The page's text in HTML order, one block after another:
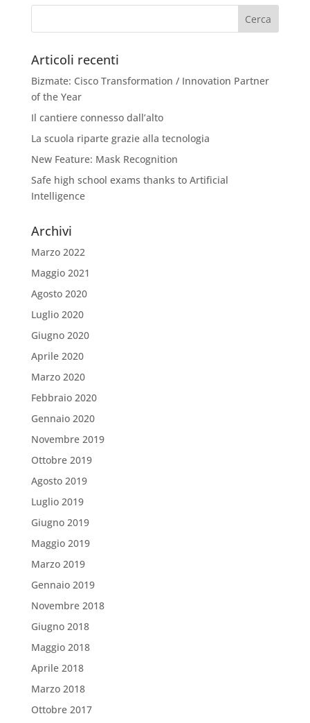
Articoli recenti
Bizmate: Cisco Transformation / Innovation Partner
of the Year
Il cantiere connesso dall’alto
La scuola riparte grazie alla tecnologia
New Feature: Mask Recognition
Safe high school exams thanks to Artificial
Intelligence
Archivi
Marzo 2022
Maggio 2021
Agosto 2020
Luglio 2020
Giugno 2020
Aprile 2020
Marzo 2020
Febbraio 2020
Gennaio 2020
Novembre 2019
Ottobre 2019
Agosto 2019
Luglio 2019
Giugno 2019
Maggio 2019
Marzo 2019
Gennaio 2019
Novembre 2018
Giugno 2018
Maggio 2018
Aprile 2018
Marzo 2018
Ottobre 2017